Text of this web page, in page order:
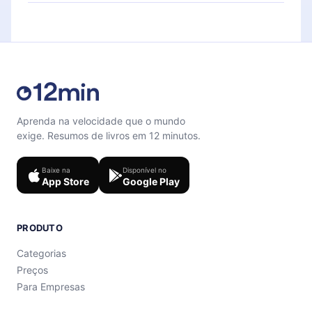
Sinta-se livre para entrar em contato por
Aprenda na velocidade que o mundo
exige. Resumos de livros em 12 minutos.
Baixe na
App Store
Disponível no
Google Play
PRODUTO
Categorias
Preços
Para Empresas